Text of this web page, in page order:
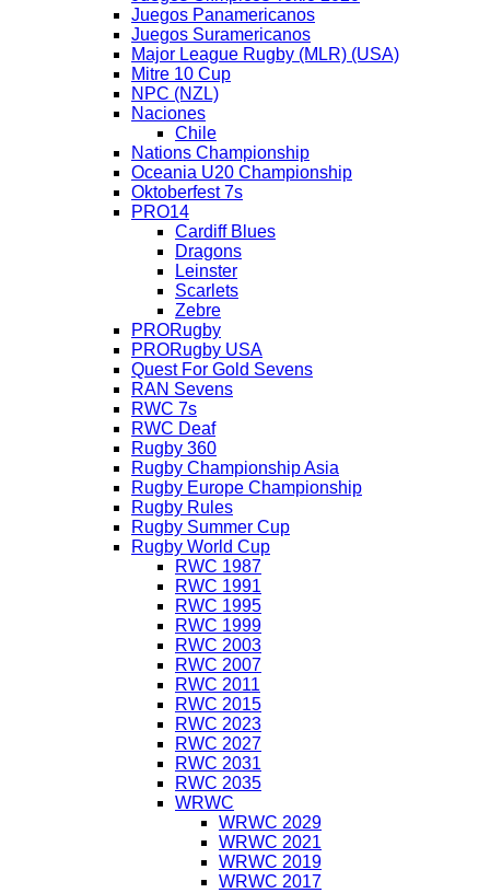
Juegos Panamericanos
Juegos Suramericanos
Major League Rugby (MLR) (USA)
Mitre 10 Cup
NPC (NZL)
Naciones
Chile
Nations Championship
Oceania U20 Championship
Oktoberfest 7s
PRO14
Cardiff Blues
Dragons
Leinster
Scarlets
Zebre
PRORugby
PRORugby USA
Quest For Gold Sevens
RAN Sevens
RWC 7s
RWC Deaf
Rugby 360
Rugby Championship Asia
Rugby Europe Championship
Rugby Rules
Rugby Summer Cup
Rugby World Cup
RWC 1987
RWC 1991
RWC 1995
RWC 1999
RWC 2003
RWC 2007
RWC 2011
RWC 2015
RWC 2023
RWC 2027
RWC 2031
RWC 2035
WRWC
WRWC 2029
WRWC 2021
WRWC 2019
WRWC 2017